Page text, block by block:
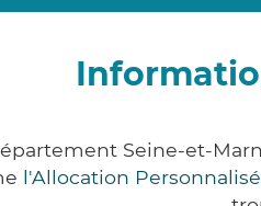
Seine-et-
l'Allocation